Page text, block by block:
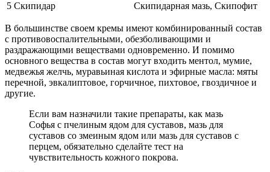
5 Скипидар Скипидарная мазь, Скипофит
В большинстве своем кремы имеют комбинированный состав
с противовоспалительными, обезболивающими и
раздражающими веществами одновременно. И помимо
основного вещества в состав могут входить ментол, мумие,
медвежья желчь, муравьиная кислота и эфирные масла: мяты
перечной, эвкалиптовое, горчичное, пихтовое, гвоздичное и
другие.
Если вам назначили такие препараты, как мазь
Софья с пчелиным ядом для суставов, мазь для
суставов со змеиным ядом или мазь для суставов с
перцем, обязательно сделайте тест на
чувствительность кожного покрова.